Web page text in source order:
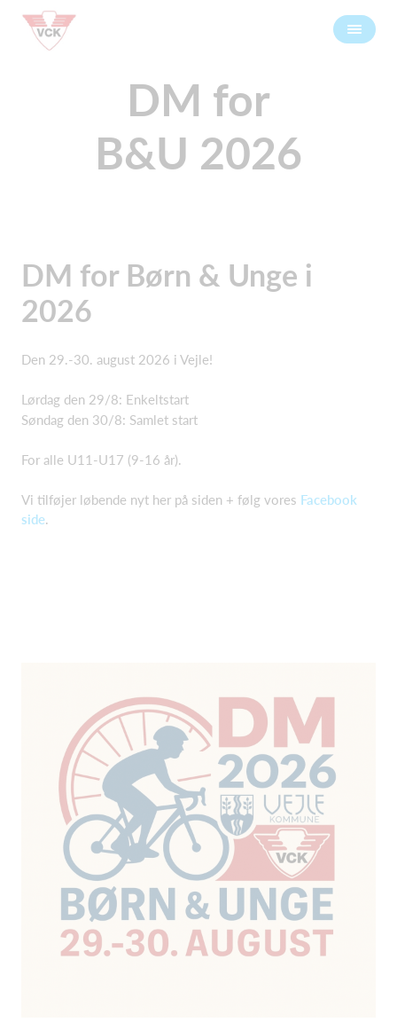
DM for
B&U 2026
DM for Børn & Unge i
2026
Den 29.-30. august 2026 i Vejle!
Lørdag den 29/8: Enkeltstart
Søndag den 30/8: Samlet start
For alle U11-U17 (9-16 år).
Vi tilføjer løbende nyt her på siden + følg vores Facebook
side